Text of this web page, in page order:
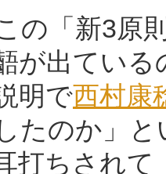
の「新3原
が出ている
明で西村康
たのか」
打ちされて